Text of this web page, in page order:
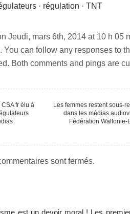
· régulation · TNT
Jeudi, mars 6th, 2014 at 10 h 05
. You can follow any responses to
Both comments and pings are
fr élu à
Les femmes restent sous-
dans les médias
Fédération Wallonie-
sont fermés.